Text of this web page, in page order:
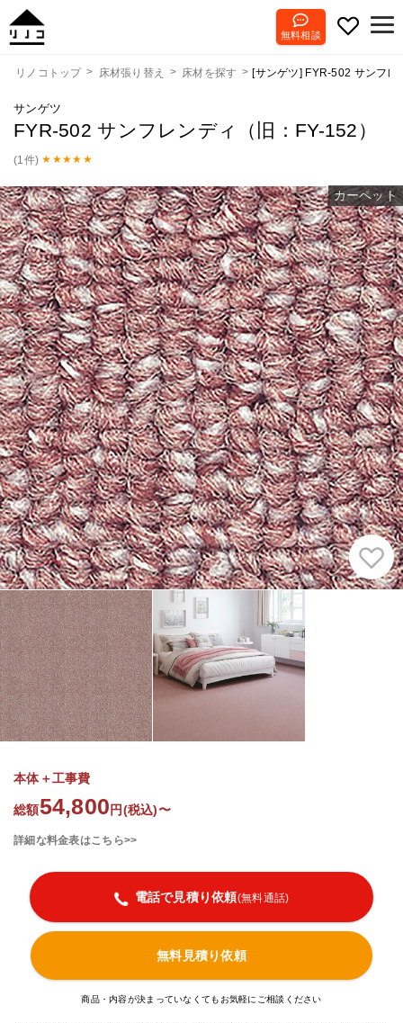
無料相談
リノコトップ 床材張り替え 床材を探す [サンゲツ] FYR-502 サンフレ
サンゲツ
FYR-502 サンフレンディ（旧：FY-152）
(1件)
カーペット
本体＋工事費
総額54,800 円(税込)〜
詳細な料金表はこちら>>
電話で見積り依頼(無料通話)
無料見積り依頼
商品・内容が決まっていなくてもお気軽にご相談ください